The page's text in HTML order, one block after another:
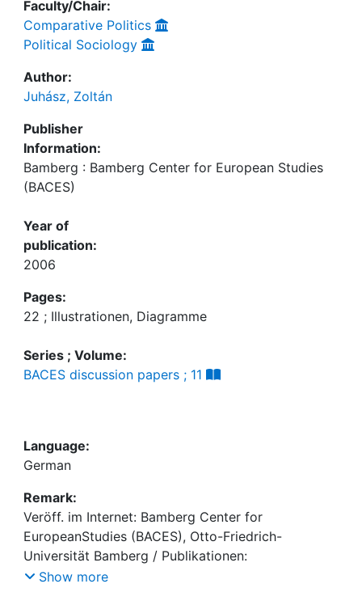
Faculty/Chair:
Comparative Politics
Political Sociology
Author:
Juhász, Zoltán
Publisher
Information:
Bamberg : Bamberg Center for European Studies
(BACES)
Year of
publication:
2006
Pages:
22 ; Illustrationen, Diagramme
Series ; Volume:
BACES discussion papers ; 11
Language:
German
Remark:
Veröff. im Internet: Bamberg Center for
EuropeanStudies (BACES), Otto-Friedrich-
Universität Bamberg / Publikationen:
http://www.uni-
Show more